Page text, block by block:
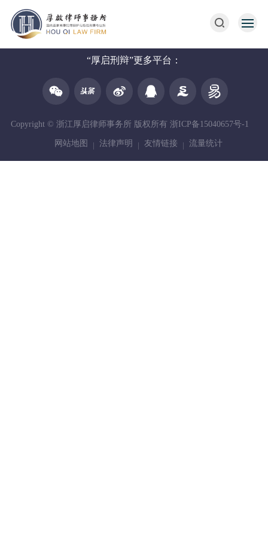
“厚启刑辩”更多平台：
Copyright © 浙江厚启律师事务所 版权所有 浙ICP备15040657号-1
网站地图 法律声明 友情链接 流量统计